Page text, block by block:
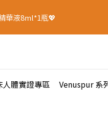
華液8ml*1瓶💖
人體實證專區 Venuspur 系